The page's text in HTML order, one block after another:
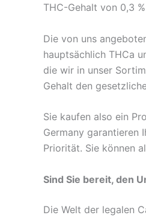
THC-Gehalt von 0,3
Die von uns
hauptsächlich THCa
die wir in unser
Gehalt den
Sie kaufen also ein
Germany garantieren
Priorität. Sie können
Sind Sie bereit, den
Die Welt der legalen